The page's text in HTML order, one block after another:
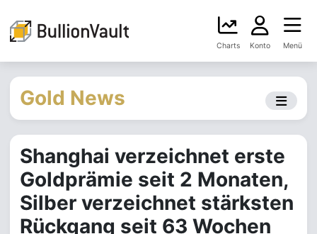
Charts Konto Menü
Gold News
Shanghai verzeichnet erste
Goldprämie seit 2 Monaten,
Silber verzeichnet stärksten
Rückgang seit 63 Wochen